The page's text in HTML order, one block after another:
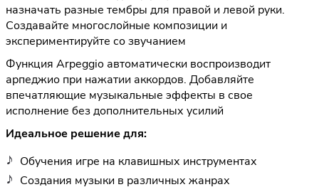
назначать разные тембры для правой и левой руки.
Создавайте многослойные композиции и
экспериментируйте со звучанием
Функция Arpeggio автоматически воспроизводит
арпеджио при нажатии аккордов. Добавляйте
впечатляющие музыкальные эффекты в свое
исполнение без дополнительных усилий
Идеальное решение для:
Обучения игре на клавишных инструментах
Создания музыки в различных жанрах